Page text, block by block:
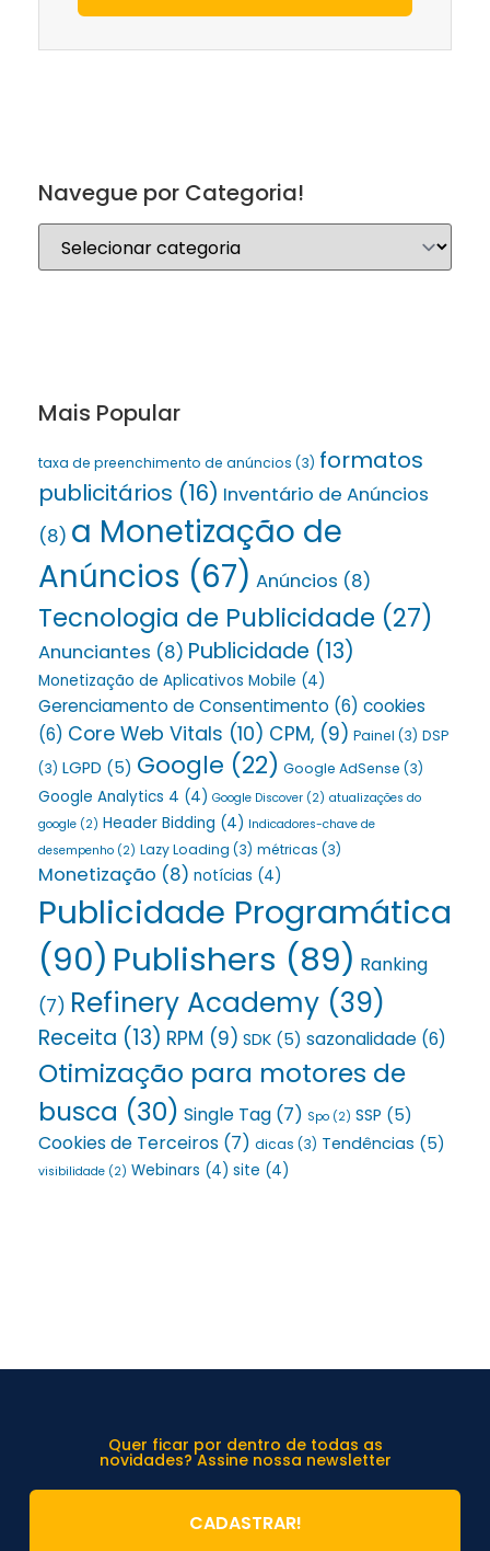
Navegue por Categoria!
Mais Popular
taxa de preenchimento de anúncios (3) formatos
publicitários (16) Inventário de Anúncios
(8) a Monetização de
Anúncios (67) Anúncios (8)
Tecnologia de Publicidade (27)
Anunciantes (8) Publicidade (13)
Monetização de Aplicativos Mobile (4)
Gerenciamento de Consentimento (6) cookies
(6) Core Web Vitals (10) CPM, (9) Painel (3) DSP
(3) LGPD (5) Google (22) Google AdSense (3)
Google Analytics 4 (4) Google Discover (2) atualizações do
google (2) Header Bidding (4) Indicadores-chave de
desempenho (2) Lazy Loading (3) métricas (3)
Monetização (8) notícias (4)
Publicidade Programática
(90) Publishers (89) Ranking
(7) Refinery Academy (39)
Receita (13) RPM (9) SDK (5) sazonalidade (6)
Otimização para motores de
busca (30) Single Tag (7) Spo (2) SSP (5)
Cookies de Terceiros (7) dicas (3) Tendências (5)
visibilidade (2) Webinars (4) site (4)
Quer ficar por dentro de todas as
novidades? Assine nossa newsletter
CADASTRAR!